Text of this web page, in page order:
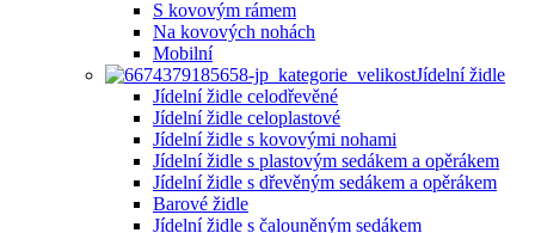
S kovovým rámem
Na kovových nohách
Mobilní
Jídelní židle
Jídelní židle celodřevěné
Jídelní židle celoplastové
Jídelní židle s kovovými nohami
Jídelní židle s plastovým sedákem a opěrákem
Jídelní židle s dřevěným sedákem a opěrákem
Barové židle
Jídelní židle s čalouněným sedákem